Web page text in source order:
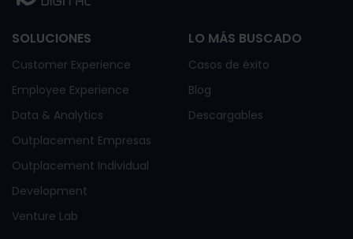
SOLUCIONES
Customer Experience
Employee Experience
Data & Analytics
Outplacement Empresas
Outplacement Individual
Development
Venture Lab
LO MÁS BUSCADO
Casos de éxito
Blog
Descargables